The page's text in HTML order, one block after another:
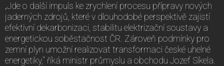
„Jde o další impuls ke zrychlení procesu přípravy nových
jaderných zdrojů, které v dlouhodobé perspektivě zajistí
efektivní dekarbonizaci, stabilitu elektrizační soustavy a
energetickou soběstačnost ČR. Zároveň podmínky pro
zemní plyn umožní realizovat transformaci české uhelné
energetiky,“ říká ministr průmyslu a obchodu Jozef Síkela.